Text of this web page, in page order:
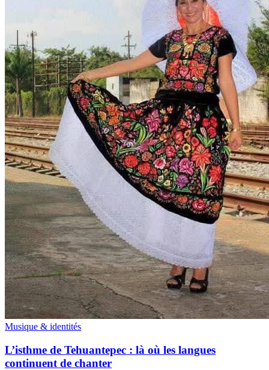
Musique & identités
L’isthme de Tehuantepec : là où les langues
continuent de chanter